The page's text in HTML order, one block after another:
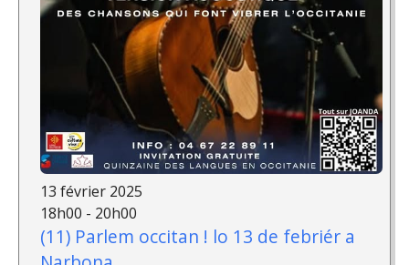
13 février 2025
18h00 - 20h00
(11) Parlem occitan ! lo 13 de febriér a